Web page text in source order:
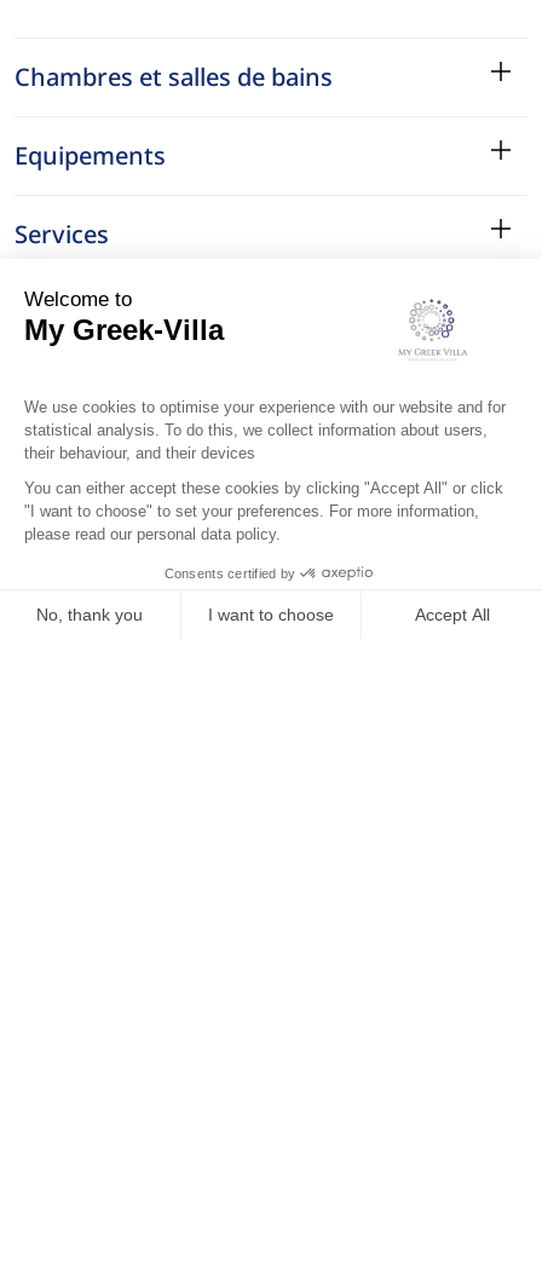
Chambres et salles de bains
Equipements
Services
Le Quartier
Localisation